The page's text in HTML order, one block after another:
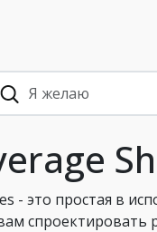
- это простая в